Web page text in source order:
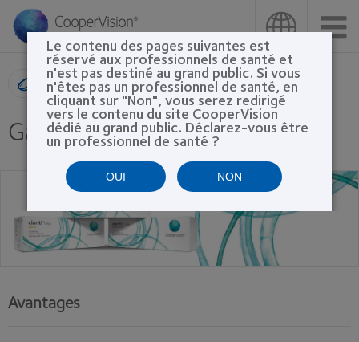
contenu
Recherche de produit
Gamme clariti® 1 day - Cloned
Avantages
Le contenu des pages suivantes est
réservé aux professionnels de santé et
n'est pas destiné au grand public. Si vous
n'êtes pas un professionnel de santé, en
cliquant sur "Non", vous serez redirigé
vers le contenu du site CooperVision
dédié au grand public. Déclarez-vous être
un professionnel de santé ?
OUI NON